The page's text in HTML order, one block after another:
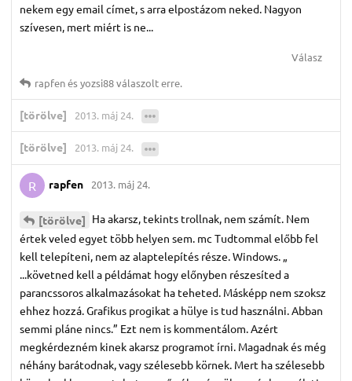
nekem egy email címet, s arra elpostázom neked. Nagyon
szívesen, mert miért is ne...
Válasz
rapfenésyozsi88válaszolt erre.
[törölve] 2013. máj 24.
[törölve] 2013. máj 24.
R rapfen 2013. máj 24.
[törölve] Ha akarsz, tekints trollnak, nem számít. Nem
értek veled egyet több helyen sem. mc Tudtommal előbb fel
kell telepíteni, nem az alaptelepítés része. Windows. „
...követned kell a példámat hogy előnyben részesíted a
parancssoros alkalmazásokat ha teheted. Másképp nem szoksz
ehhez hozzá. Grafikus progikat a hülye is tud használni. Abban
semmi pláne nincs.” Ezt nem is kommentálom. Azért
megkérdezném kinek akarsz programot írni. Magadnak és még
néhány barátodnak, vagy szélesebb körnek. Mert ha szélesebb